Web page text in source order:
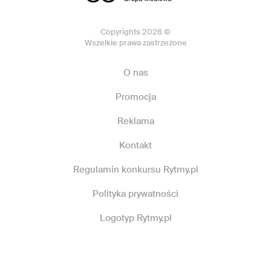
Copyrights 2026 ©
Wszelkie prawa zastrzeżone
O nas
Promocja
Reklama
Kontakt
Regulamin konkursu Rytmy.pl
Polityka prywatności
Logotyp Rytmy.pl